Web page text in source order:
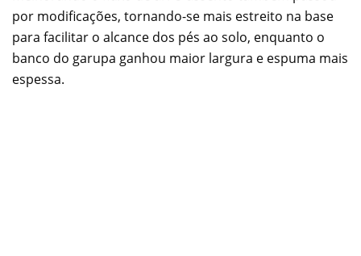
por modificações, tornando-se mais estreito na base
para facilitar o alcance dos pés ao solo, enquanto o
banco do garupa ganhou maior largura e espuma mais
espessa.